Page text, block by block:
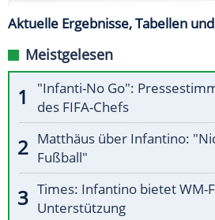
Aktuelle Ergebnisse, Tabellen
Meistgelesen
"Infanti-No Go":
des FIFA-Chefs
Matthäus über Infantino:
Fußball"
Times: Infantino bietet WM-
Unterstützung